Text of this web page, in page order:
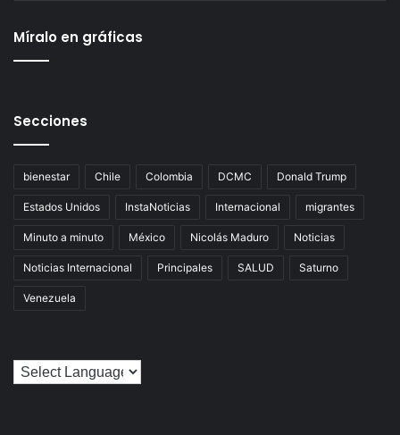
Míralo en gráficas
Secciones
bienestar Chile Colombia DCMC Donald Trump
Estados Unidos InstaNoticias Internacional migrantes
Minuto a minuto México Nicolás Maduro Noticias
Noticias Internacional Principales SALUD Saturno
Venezuela